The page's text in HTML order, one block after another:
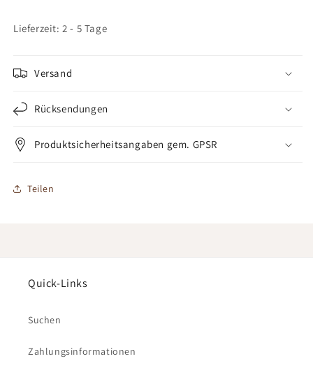
Lieferzeit: 2 - 5 Tage
Versand
Rücksendungen
Produktsicherheitsangaben gem. GPSR
Teilen
Quick-Links
Suchen
Zahlungsinformationen